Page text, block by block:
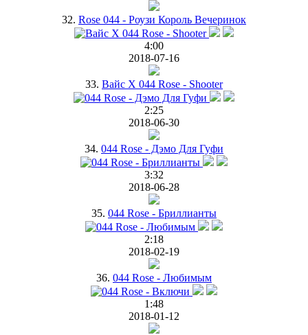
32. Rose 044 - Роузи Король Вечеринок
4:00
2018-07-16
33. Вайс Х 044 Rose - Shooter
2:25
2018-06-30
34. 044 Rose - Дэмо Для Гуфи
3:32
2018-06-28
35. 044 Rose - Бриллианты
2:18
2018-02-19
36. 044 Rose - Любимым
1:48
2018-01-12